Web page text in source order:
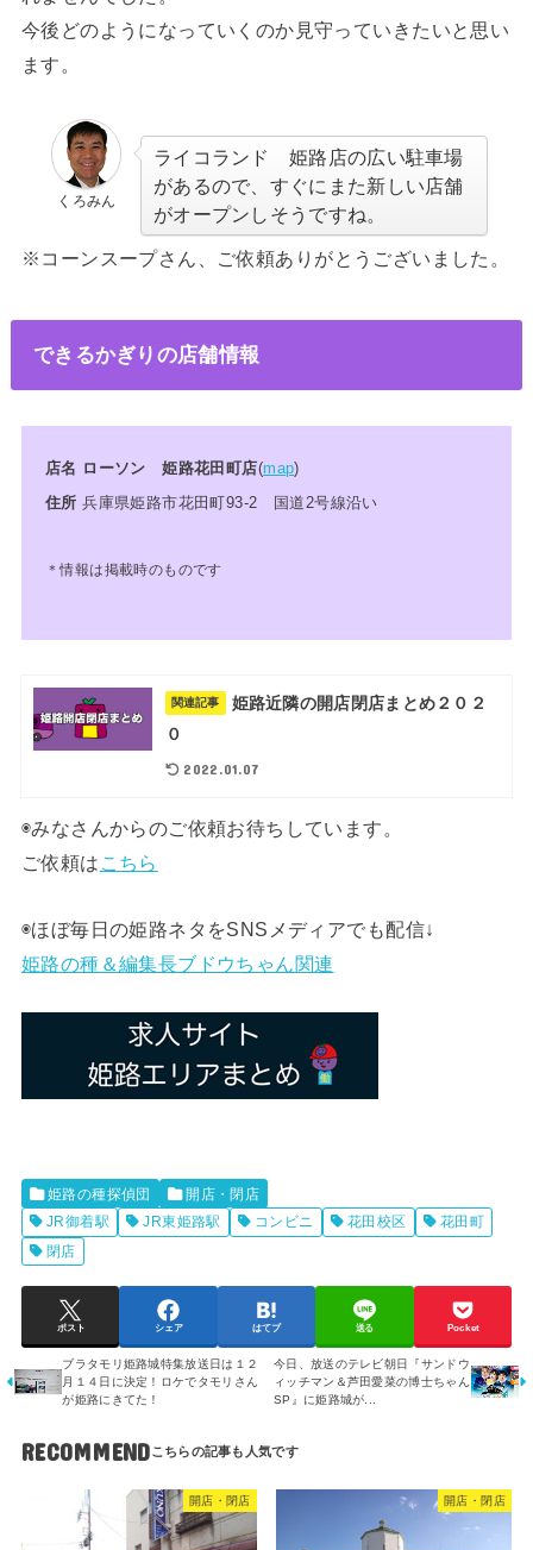
今後どのようになっていくのか見守っていきたいと思い
ます。
くろみん
ライコランド 姫路店の広い駐車場
があるので、すぐにまた新しい店舗
がオープンしそうですね。
※ コーンスープさん 、ご依頼ありがとうございました。
できるかぎりの店舗情報
店名 ローソン 姫路花田町店(map)
住所兵庫県姫 路市花田町93-2 国道2号線沿い
＊情報は掲載時のものです
関連記事
姫路近隣の開店閉店まとめ２０２
０
2022.01.07
◉みなさんからのご依頼お待ちしています。
ご依頼は こちら
◉ほぼ毎日の姫路ネタをSNSメディアでも配信↓
姫路の種＆編集長ブドウちゃん関連
姫路の種探偵団
開店・閉店
JR御着駅
JR東姫路駅 コンビニ 花田校区
花田町
閉店
ポスト シェア はてブ 送る Pocket
ブラタモリ姫路城特集放送日は１２
月１４日に決定！ロケでタモリさん
が姫路にきてた！
今日、放送のテレビ朝日『サンドウ
ィッチマン＆芦田愛菜の博士ちゃん
SP』に姫路城が...
RECOMMEND
開店・閉店 開店・閉店